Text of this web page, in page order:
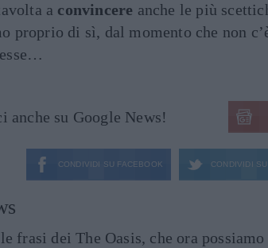
a convincere anche le più
proprio di sì, dal momento che non
anche su Google News!
CONDIVIDI SU FACEBOOK CONDIVIDI SU
frasi dei The Oasis, che ora